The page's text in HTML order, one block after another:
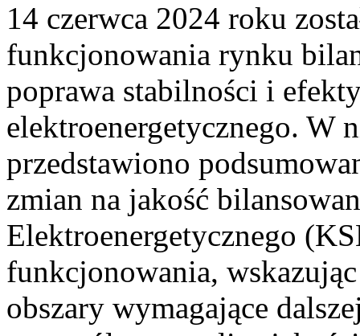
14 czerwca 2024 roku
funkcjonowania rynku
poprawa stabilności i
elektroenergetycznego. W
przedstawiono
zmian na jakość
Elektroenergetycznego
funkcjonowania,
obszary wymagające